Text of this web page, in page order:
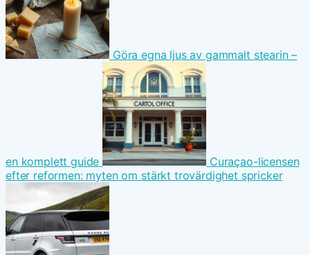
Göra egna ljus av gammalt stearin –
en komplett guide
Curaçao-licensen
efter reformen: myten om stärkt trovärdighet spricker